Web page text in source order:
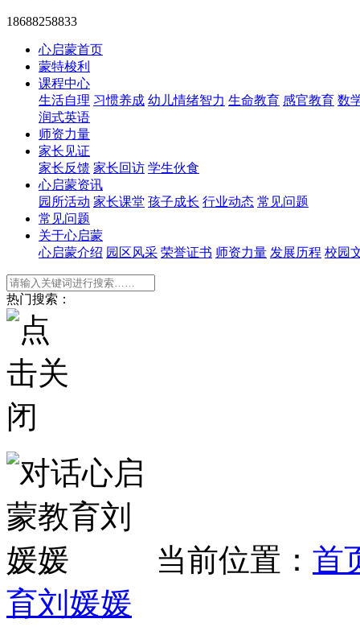
18688258833
心启蒙首页
蒙特梭利
课程中心
生活自理 习惯养成 幼儿情绪智力 生命教育 感官教育 数
润式英语
师资力量
家长见证
家长反馈 家长回访 学生伙食
心启蒙资讯
园所活动 家长课堂 孩子成长 行业动态 常见问题
常见问题
关于心启蒙
心启蒙介绍 园区风采 荣誉证书 师资力量 发展历程 校园
热门搜索：
当前位置： 首
育刘媛媛